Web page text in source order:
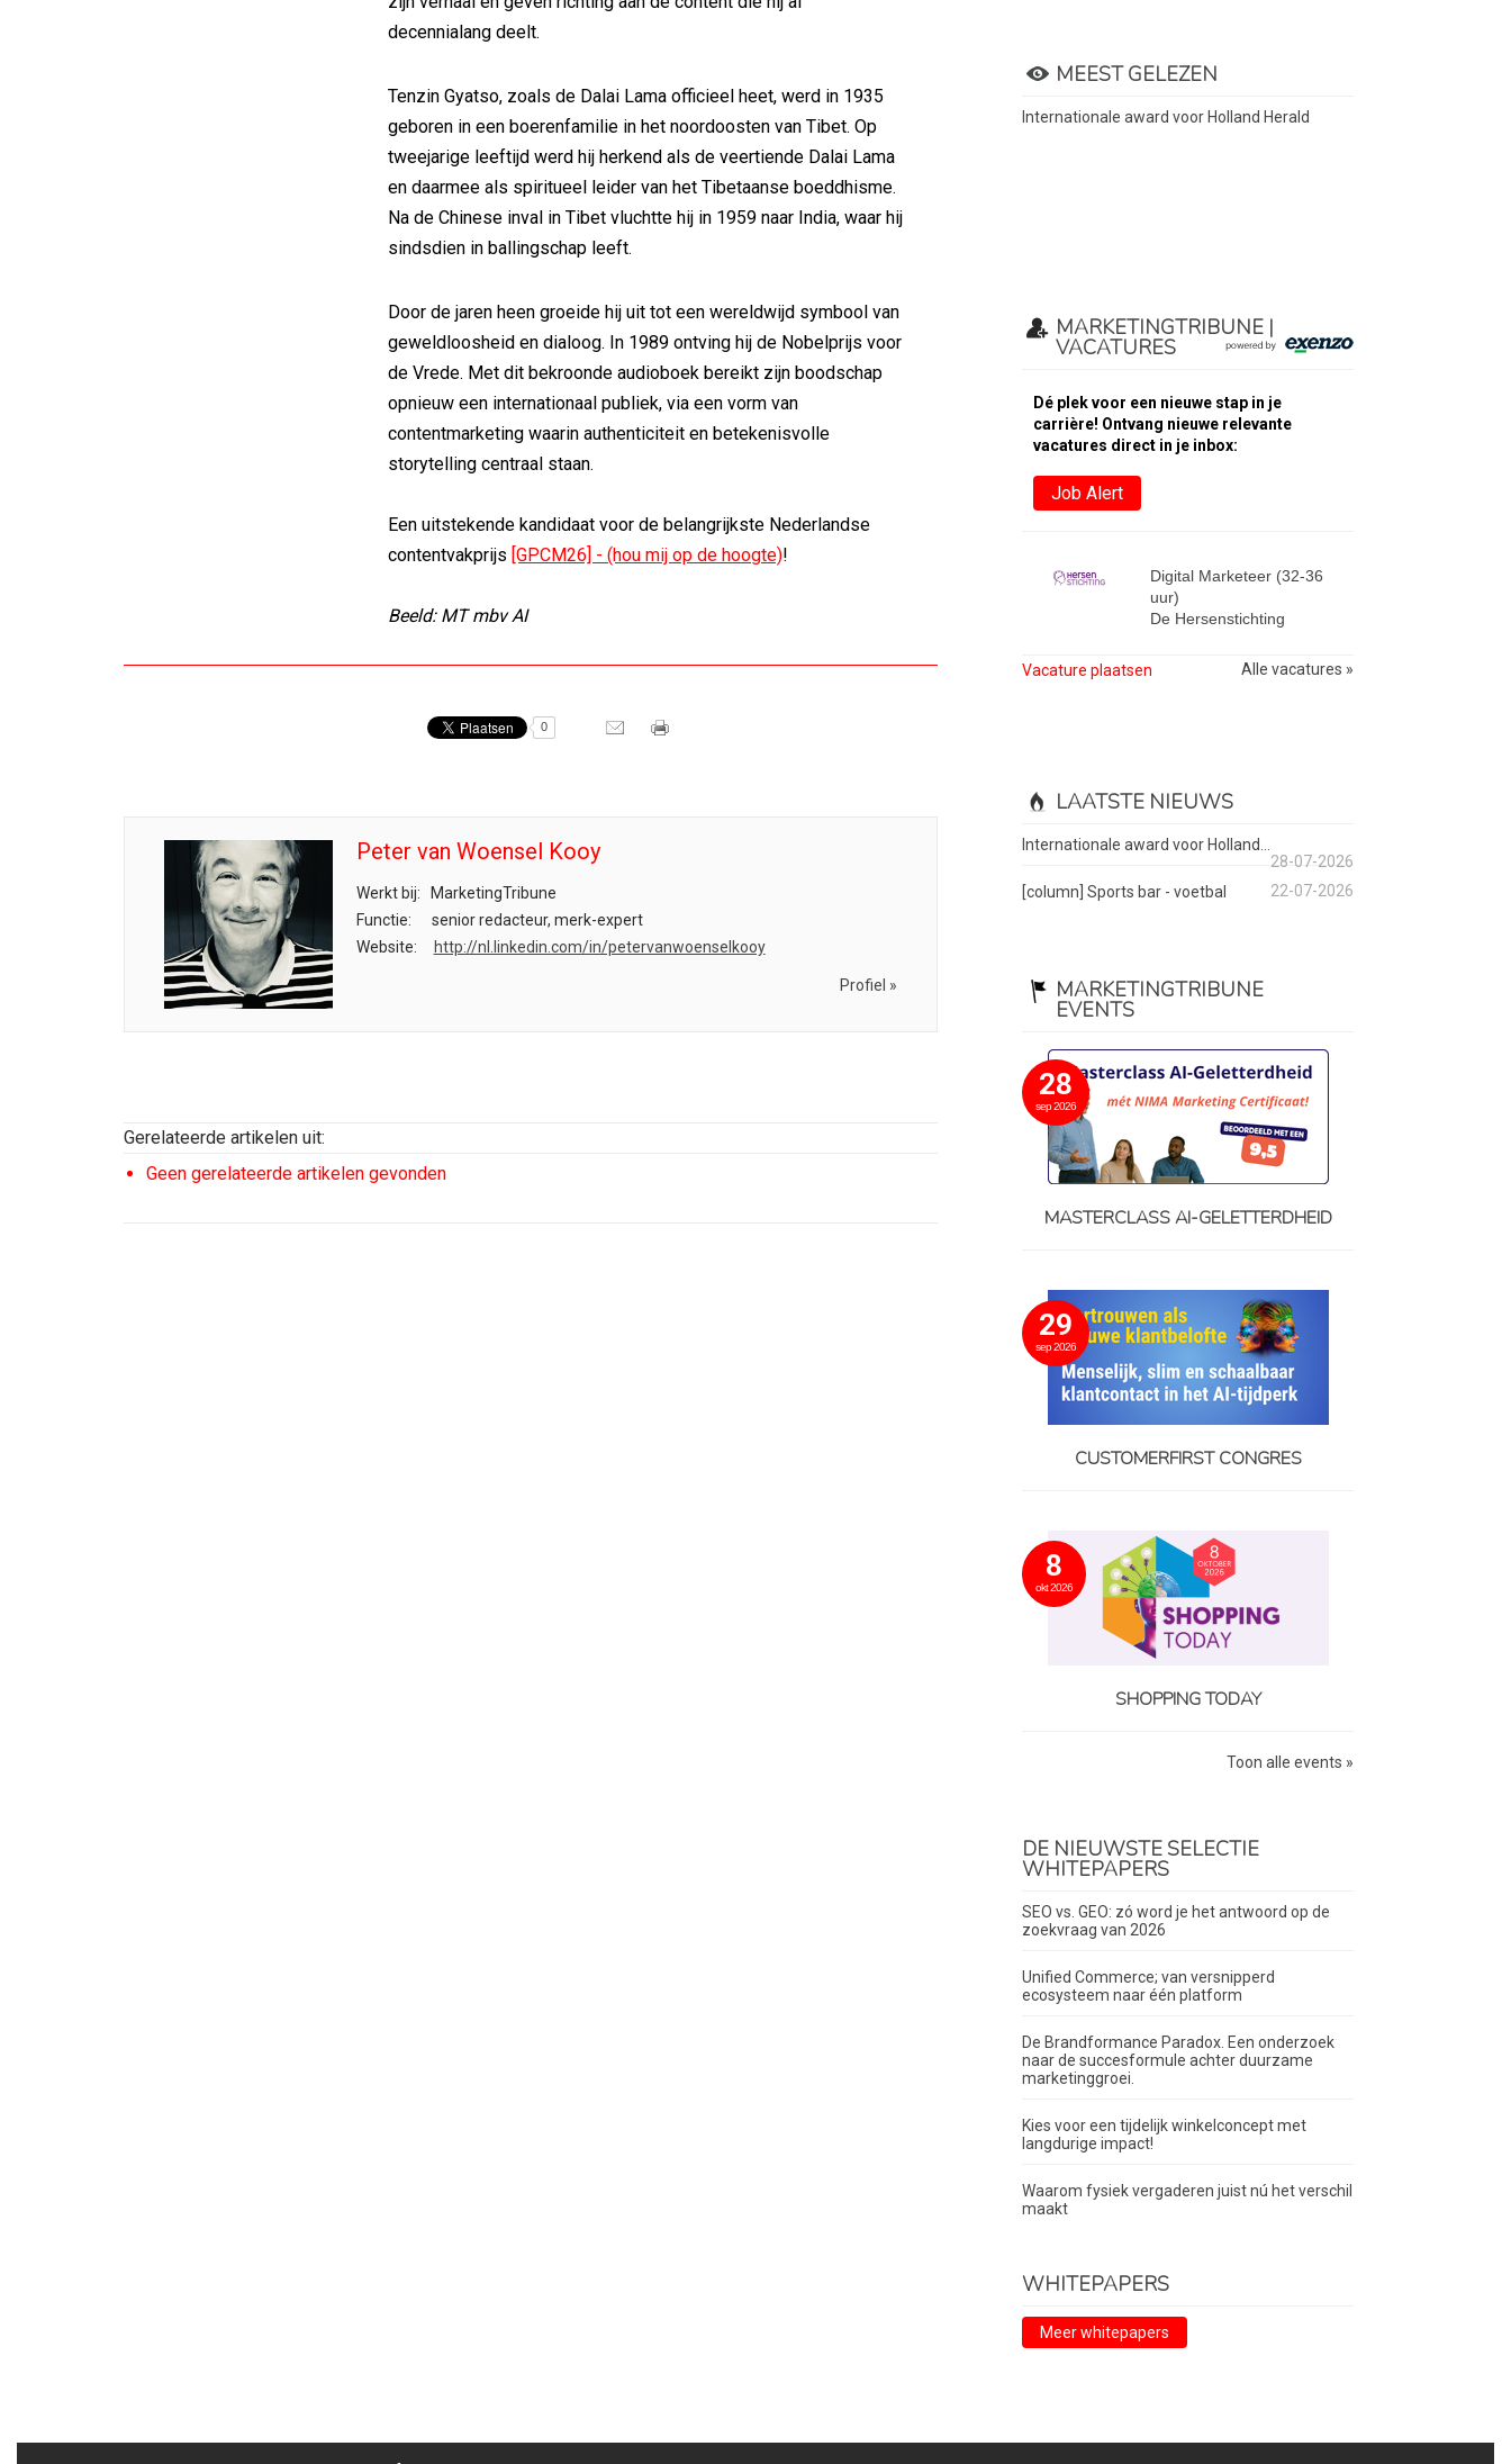
decennialang deelt.
Tenzin Gyatso, zoals de Dalai Lama officieel heet, werd in 1935
geboren in een boerenfamilie in het noordoosten van Tibet. Op
tweejarige leeftijd werd hij herkend als de veertiende Dalai Lama
en daarmee als spiritueel leider van het Tibetaanse boeddhisme.
Na de Chinese inval in Tibet vluchtte hij in 1959 naar India, waar hij
sindsdien in ballingschap leeft.
Door de jaren heen groeide hij uit tot een wereldwijd symbool van
geweldloosheid en dialoog. In 1989 ontving hij de Nobelprijs voor
de Vrede. Met dit bekroonde audioboek bereikt zijn boodschap
opnieuw een internationaal publiek, via een vorm van
contentmarketing waarin authenticiteit en betekenisvolle
storytelling centraal staan.
Een uitstekende kandidaat voor de belangrijkste Nederlandse
contentvakprijs [GPCM26] - (hou mij op de hoogte)!
Beeld: MT mbv AI
0
Peter van Woensel Kooy
Werkt bij:
MarketingTribune
Functie:
senior redacteur, merk-expert
Website:
http://nl.linkedin.com/in/petervanwoenselkooy
Profiel »
Gerelateerde artikelen uit:
Geen gerelateerde artikelen gevonden
MEEST GELEZEN
Internationale award voor Holland Herald
MARKETINGTRIBUNE |
VACATURES
Dé plek voor een nieuwe stap in je
carrière! Ontvang nieuwe relevante
vacatures direct in je inbox:
Job Alert
Digital Marketeer (32-36
uur)
De Hersenstichting
Vacature plaatsen Alle vacatures »
LAATSTE NIEUWS
Internationale award voor Holland...
28-07-2026
[column] Sports bar - voetbal
22-07-2026
MARKETINGTRIBUNE
EVENTS
28
sep 2026
MASTERCLASS AI-GELETTERDHEID
29
sep 2026
CUSTOMERFIRST CONGRES
8
okt 2026
SHOPPING TODAY
Toon alle events »
DE NIEUWSTE SELECTIE
WHITEPAPERS
SEO vs. GEO: zó word je het antwoord op de
zoekvraag van 2026
Unified Commerce; van versnipperd
ecosysteem naar één platform
De Brandformance Paradox. Een onderzoek
naar de succesformule achter duurzame
marketinggroei.
Kies voor een tijdelijk winkelconcept met
langdurige impact!
Waarom fysiek vergaderen juist nú het verschil
maakt
WHITEPAPERS
Meer whitepapers